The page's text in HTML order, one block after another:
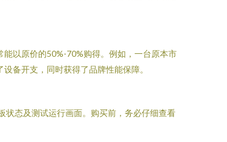
以原价的50%-70%购得。例如，一台原本市
备开支，同时获得了品牌性能保障。
状态及测试运行画面。购买前，务必仔细查看